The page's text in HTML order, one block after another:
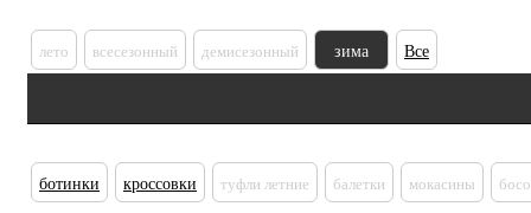
лето всесезонный демисезонный зима Все
ботинки кроссовки туфли летние балетки мокасины